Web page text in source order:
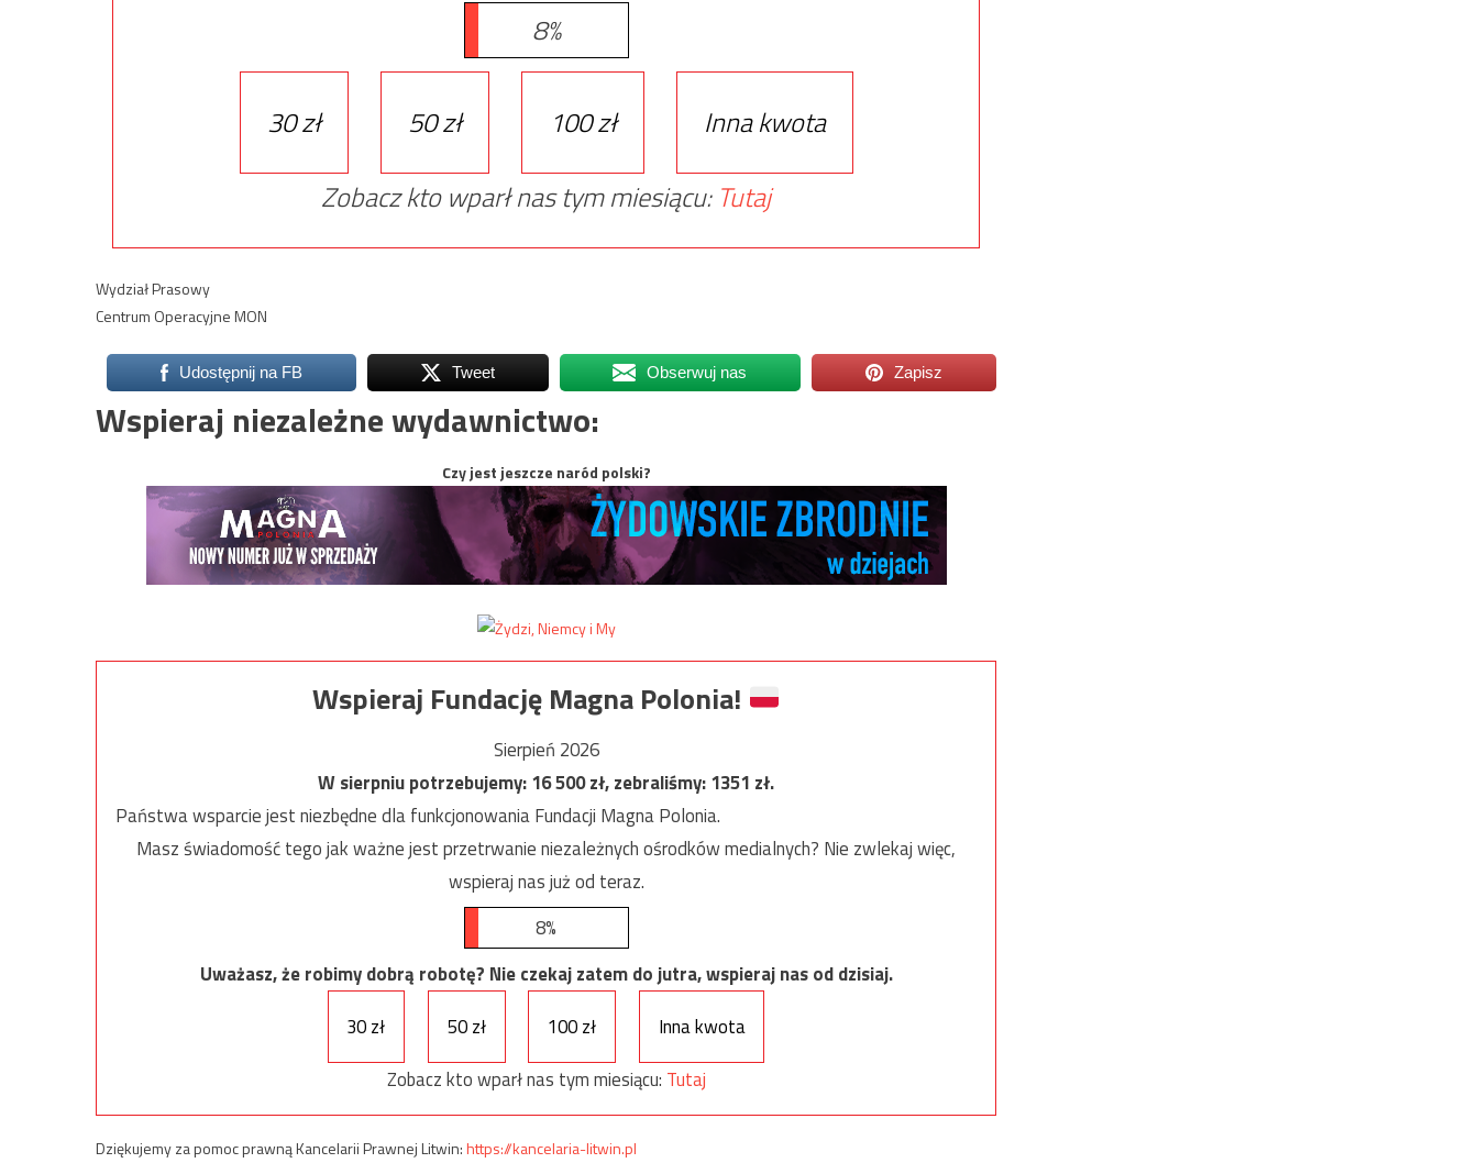
8%
30 zł 50 zł 100 zł
Inna kwota
Zobacz kto wparł nas tym miesiącu: Tutaj
Wydział Prasowy
Centrum Operacyjne MON
Udostępnij na FB Tweet Obserwuj nas Zapisz
Wspieraj niezależne wydawnictwo:
Czy jest jeszcze naród polski?
Wspieraj Fundację Magna Polonia!
Sierpień 2026
W sierpniu potrzebujemy:16 500zł, zebraliśmy:1351 zł.
Państwa wsparcie jest niezbędne dla funkcjonowania Fundacji Magna Polonia.
Masz świadomość tego jak ważne jest przetrwanie niezależnych ośrodków medialnych? Nie zwlekaj więc,
wspieraj nas już od teraz.
8%
Uważasz, że robimy dobrą robotę? Nie czekaj zatem do jutra, wspieraj nas od dzisiaj.
30 zł
50 zł 100 zł
Inna kwota
Zobacz kto wparł nas tym miesiącu: Tutaj
Dziękujemy za pomoc prawną Kancelarii Prawnej Litwin:https://kancelaria-litwin.pl